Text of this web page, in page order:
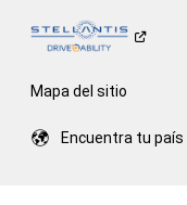
Mapa del sitio
Encuentra tu país